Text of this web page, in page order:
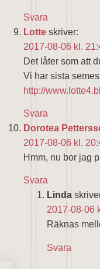
Svara
Lotte skriver:
2017-08-06 kl.
Det låter som att
Vi har sista
http://
Svara
Dorotea
2017-08-06 kl.
Hmm, nu bor jag
Svara
Linda
2017-08-06
Räknas
Svara